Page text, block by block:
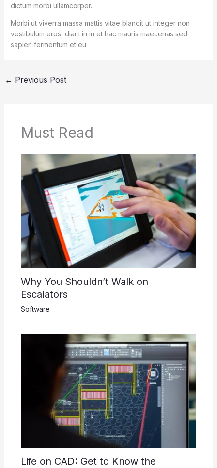
dictum morbi ullamcorper.
Morbi ut viverra massa mattis vitae blandit ut integer non
vestibulum eros, diam in in et hac mauris maecenas sed
sapien fermentum et eu.
← Previous Post
Must Read
Why You Shouldn’t Walk on
Escalators
Software
Life on CAD: Get to Know the